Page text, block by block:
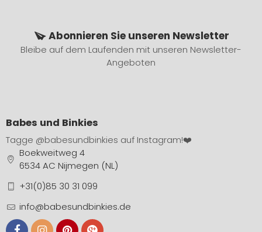
Abonnieren Sie unseren Newsletter
Bleibe auf dem Laufenden mit unseren Newsletter-
Angeboten
Babes und Binkies
Tagge @babesundbinkies auf Instagram!❤️
Boekweitweg 4
6534 AC Nijmegen (NL)
+31(0)85 30 31 099
info@babesundbinkies.de